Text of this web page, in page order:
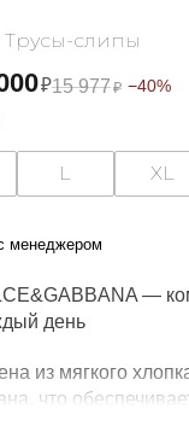
Трусы-слипы
₽15 977₽ −40%
—
день
из мягкого
что
L XL
менеджером